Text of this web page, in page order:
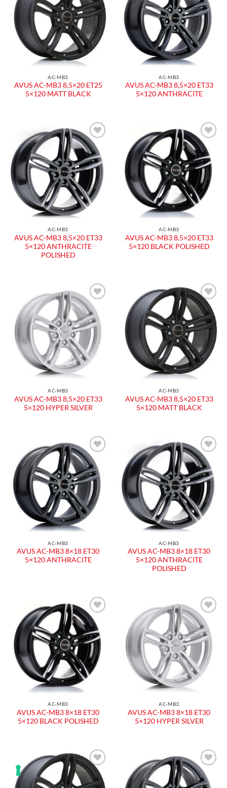
AC-MB3
AVUS AC-MB3 8,5×20 ET25
5×120 MATT BLACK
AC-MB3
AVUS AC-MB3 8,5×20 ET33
5×120 ANTHRACITE
AC-MB3
AVUS AC-MB3 8,5×20 ET33
5×120 ANTHRACITE
POLISHED
AC-MB3
AVUS AC-MB3 8,5×20 ET33
5×120 BLACK POLISHED
AC-MB3
AVUS AC-MB3 8,5×20 ET33
5×120 HYPER SILVER
AC-MB3
AVUS AC-MB3 8,5×20 ET33
5×120 MATT BLACK
AC-MB3
AVUS AC-MB3 8×18 ET30
5×120 ANTHRACITE
AC-MB3
AVUS AC-MB3 8×18 ET30
5×120 ANTHRACITE
POLISHED
AC-MB3
AVUS AC-MB3 8×18 ET30
5×120 BLACK POLISHED
AC-MB3
AVUS AC-MB3 8×18 ET30
5×120 HYPER SILVER